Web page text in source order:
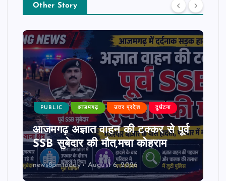
Other Story
PUBLIC आजमगढ़ उत्तर प्रदेश दुर्घटना
आजमगढ़ अज्ञात वाहन की टक्कर से पूर्व
SSB सुबेदार की मौत,मचा कोहराम
news8pmtoday August 6, 2026